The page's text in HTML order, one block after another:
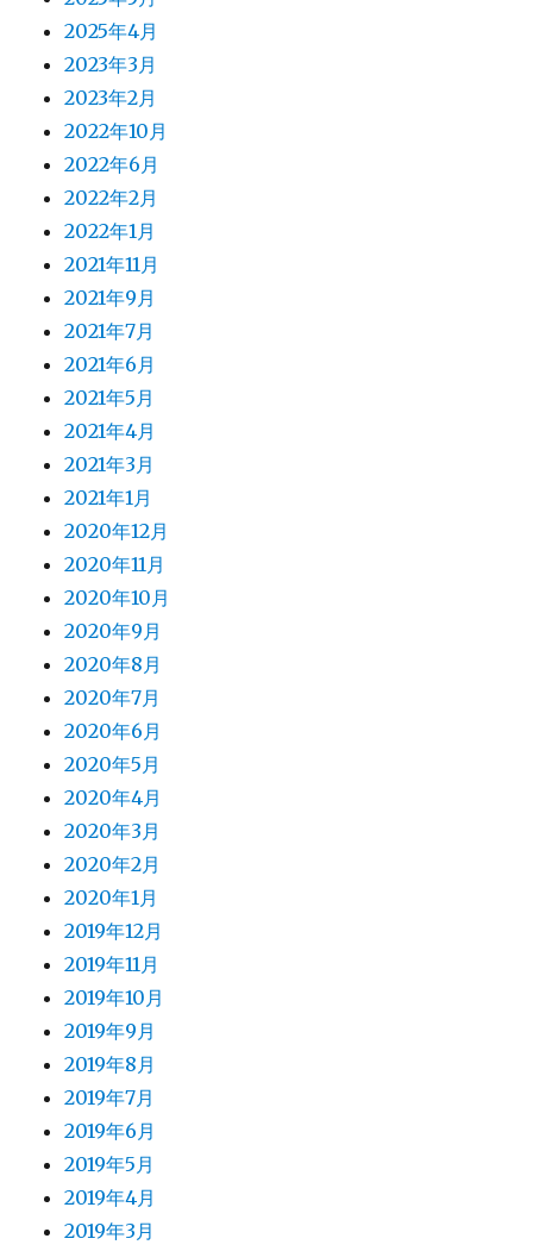
2025年4月
2023年3月
2023年2月
2022年10月
2022年6月
2022年2月
2022年1月
2021年11月
2021年9月
2021年7月
2021年6月
2021年5月
2021年4月
2021年3月
2021年1月
2020年12月
2020年11月
2020年10月
2020年9月
2020年8月
2020年7月
2020年6月
2020年5月
2020年4月
2020年3月
2020年2月
2020年1月
2019年12月
2019年11月
2019年10月
2019年9月
2019年8月
2019年7月
2019年6月
2019年5月
2019年4月
2019年3月